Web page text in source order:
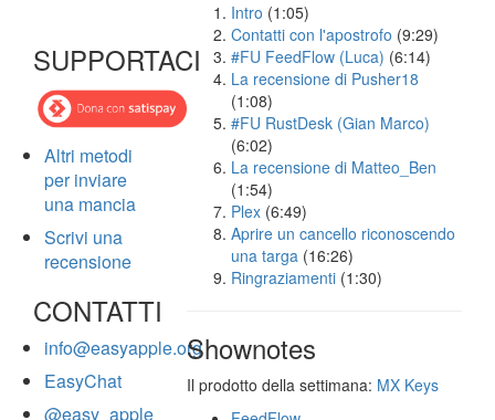
SUPPORTACI
Altri metodi
per inviare
una mancia
Scrivi una
recensione
CONTATTI
info@easyapple.org
EasyChat
@easy_apple
Intro (1:05)
Contatti con l'apostrofo (9:29)
#FU FeedFlow (Luca) (6:14)
La recensione di Pusher18
(1:08)
#FU RustDesk (Gian Marco)
(6:02)
La recensione di Matteo_Ben
(1:54)
Plex (6:49)
Aprire un cancello riconoscendo
una targa (16:26)
Ringraziamenti (1:30)
Shownotes
Il prodotto della settimana: MX Keys